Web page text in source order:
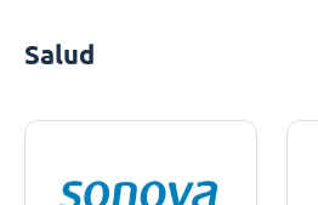
Salud